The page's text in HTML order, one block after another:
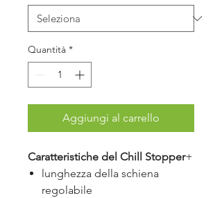
Quantità *
Aggiungi al carrello
Caratteristiche del Chill Stopper+
lunghezza della schiena
regolabile